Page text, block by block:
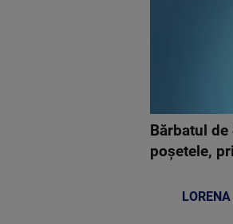
Bărbatul de
poşetele,